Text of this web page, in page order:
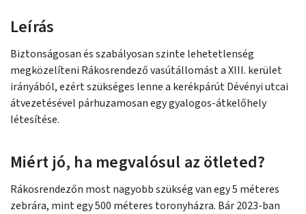
Leírás
Biztonságosan és szabályosan szinte lehetetlenség
megközelíteni Rákosrendező vasútállomást a XIII. kerület
irányából, ezért szükséges lenne a kerékpárút Dévényi utcai
átvezetésével párhuzamosan egy gyalogos-átkelőhely
létesítése.
Miért jó, ha megvalósul az ötleted?
Rákosrendezőn most nagyobb szükség van egy 5 méteres
zebrára, mint egy 500 méteres toronyházra. Bár 2023-ban